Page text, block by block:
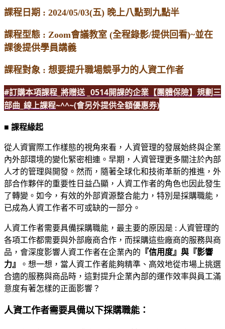
課程日期 : 2024/05/03(五) 晚上八點到九點半
課程型態 : Zoom會議教室 (全程錄影/提供回看)~並在
課後提供學員講義
課程對象 : 想要提升職場競爭力的人資工作者
#訂購本項課程_將贈送 _0514開課的企業【團體保險】規劃三
部曲_線上課程~^^~(會另外提供全額優惠券)
■ 課程緣起
從人資實際工作樣態的視角來看，人資管理的發展始終與企業
內外部環境的變化緊密相連。早期，人資管理更多關注於內部
人才的管理與開發。然而，隨著全球化和技術革新的推進，外
部合作夥伴的重要性日益凸顯，人資工作者的角色也因此發生
了轉變。如今，有效的外部資源整合能力，特別是採購職能，
已成為人資工作者不可或缺的一部分。
人資工作者需要具備採購職能，最主要的原因是 : 人資管理的
各項工作都需要與外部廠商合作，而採購這些廠商的服務與商
品，會深度影響人資工作者在企業內的 『信用度』與『影響
力』
。想一想，當人資工作者能夠精準、高效地從市場上挑選
合適的服務與商品時，這對提升企業內部的運作效率與員工滿
意度有著怎樣的正面影響？
人資工作者需要具備以下採購職能：